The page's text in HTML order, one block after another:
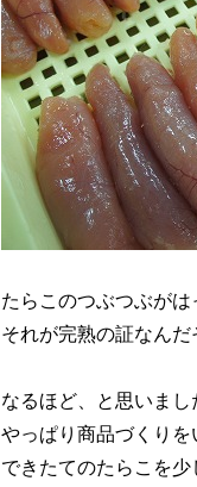
たらこのつぶつぶがは
それが完熟の証なんだ
なるほど、と思いまし
やっぱり商品づくりを
できたてのたらこを